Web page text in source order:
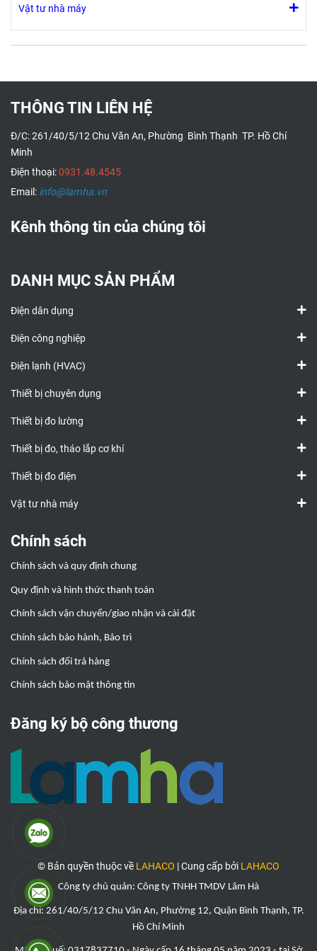
tin cậy trong
suốt thời gian
làm việc, giúp
thực phẩm, nhà
Vật tư nhà máy
THÔNG TIN LIÊN HỆ
Đ/C: 261/40/5/12 Chu Văn An, Phường Bình Thạnh TP. Hồ Chí
Minh
Điện thoại:0931.48.4545
Email: info@lamha.vn
Kênh thông tin của chúng tôi
DANH MỤC SẢN PHẨM
Điện dân dụng
Điện công nghiệp
Điện lạnh (HVAC)
Thiết bị chuyên dụng
Thiết bị đo lường
Thiết bị đo, tháo lắp cơ khí
Thiết bị đo điện
Vật tư nhà máy
Chính sách
Chính sách và quy định chung
Quy định và hình thức thanh toán
Chính sách vận chuyển/giao nhận và cài đặt
Chính sách bảo hành, Bảo trì
Chính sách đổi trả hàng
Chính sách bảo mật thông tin
Đăng ký bộ công thương
© Bản quyền thuộc về LAHACO |Cung cấp bởi LAHACO
Công ty chủ quản: Công ty TNHH TMDV Lâm Hà
Địa chỉ: 261/40/5/12 Chu Văn An, Phường 12, Quận Bình Thạnh, TP.
Hồ Chí Minh